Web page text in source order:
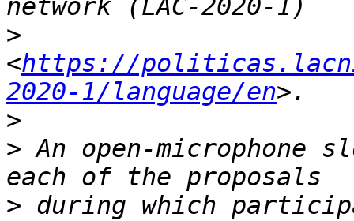
>
<https://
2020-1/language/en
>
> An open-
> during which